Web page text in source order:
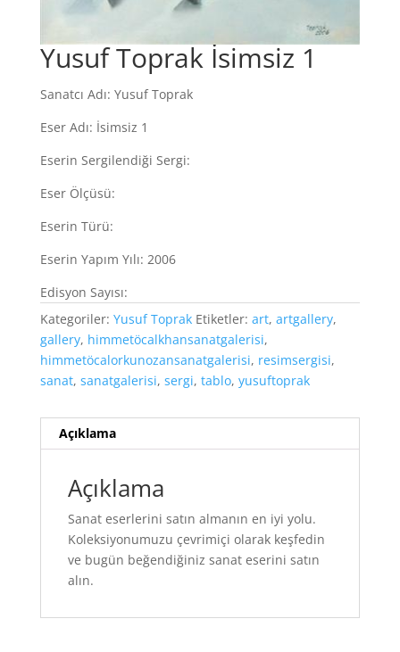
Yusuf Toprak İsimsiz 1
Sanatcı Adı: Yusuf Toprak
Eser Adı: İsimsiz 1
Eserin Sergilendiği Sergi:
Eser Ölçüsü:
Eserin Türü:
Eserin Yapım Yılı: 2006
Edisyon Sayısı:
Kategoriler: Yusuf Toprak Etiketler: art, artgallery,
gallery, himmetöcalkhansanatgalerisi,
himmetöcalorkunozansanatgalerisi, resimsergisi,
sanat, sanatgalerisi, sergi, tablo, yusuftoprak
Açıklama
Açıklama
Sanat eserlerini satın almanın en iyi yolu.
Koleksiyonumuzu çevrimiçi olarak keşfedin
ve bugün beğendiğiniz sanat eserini satın
alın.